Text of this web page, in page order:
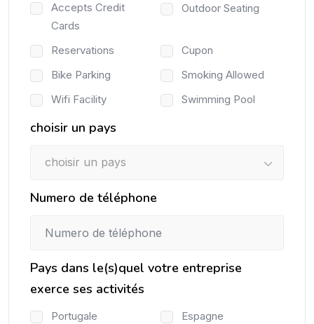
Accepts Credit
Cards
Outdoor Seating
Reservations
Cupon
Bike Parking
Smoking Allowed
Wifi Facility
Swimming Pool
choisir un pays
choisir un pays
Numero de téléphone
Pays dans le(s)quel votre entreprise
exerce ses activités
Portugale
Espagne